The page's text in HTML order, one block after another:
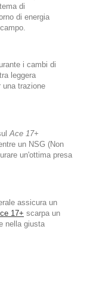
di
di energia
i cambi di
leggera
una trazione
Ace 17+
un NSG (Non
un'ottima presa
assicura un
17+ scarpa un
nella giusta